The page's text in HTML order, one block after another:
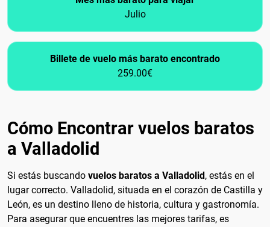
Julio
Billete de vuelo más barato encontrado
259.00€
Cómo Encontrar vuelos baratos
a Valladolid
Si estás buscando vuelos baratos a Valladolid , estás en el
lugar correcto. Valladolid, situada en el corazón de Castilla y
León, es un destino lleno de historia, cultura y gastronomía.
Para asegurar que encuentres las mejores tarifas, es